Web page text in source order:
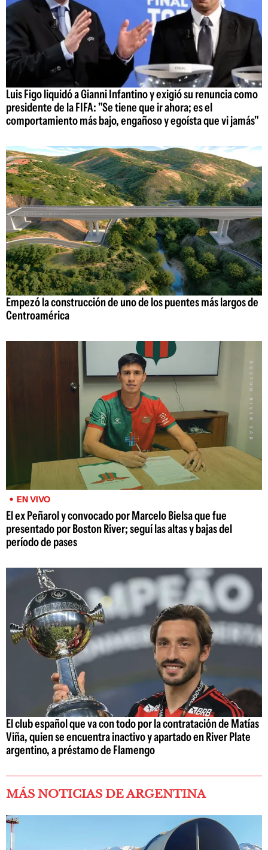
Luis Figo liquidó a Gianni Infantino y exigió su renuncia como
presidente de la FIFA: "Se tiene que ir ahora; es el
comportamiento más bajo, engañoso y egoísta que vi jamás"
Empezó la construcción de uno de los puentes más largos de
Centroamérica
EN VIVO
El ex Peñarol y convocado por Marcelo Bielsa que fue
presentado por Boston River; seguí las altas y bajas del
período de pases
El club español que va con todo por la contratación de Matías
Viña, quien se encuentra inactivo y apartado en River Plate
argentino, a préstamo de Flamengo
MÁS NOTICIAS DE ARGENTINA